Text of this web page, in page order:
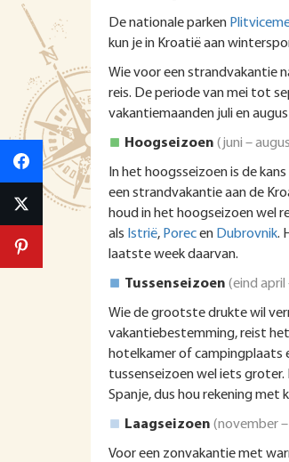
De nationale parken
kun je in Kroatië aan
Wie voor een strandvakantie
reis. De periode van mei tot
vakantiemaanden juli en
Hoogseizoen (juni –
In het hoogsseizoen is de
een strandvakantie aan de
houd in het hoogseizoen wel
als Istrië, Porecen Dubrovnik.
laatste week daarvan.
Tussenseizoen (eind
Wie de grootste drukte wil
vakantiebestemming, reist
hotelkamer of campingplaats
tussenseizoen wel iets
Spanje, dus hou rekening met
Laagseizoen (november
Voor een zonvakantie met